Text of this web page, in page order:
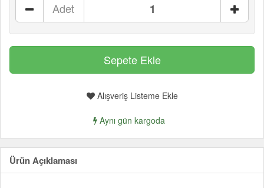
Adet
Alışveriş Listeme Ekle
Aynı gün kargoda
Ürün Açıklaması